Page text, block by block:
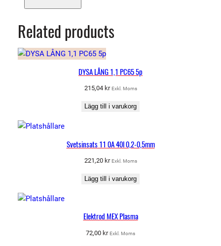
Related products
DYSA LÅNG 1,1 PC65 5p
215,04 kr Exkl. Moms
Lägg till i varukorg
Svetsinsats 11 0A 40l 0,2-0,5mm
221,20 kr Exkl. Moms
Lägg till i varukorg
Elektrod MEX Plasma
72,00 kr Exkl. Moms